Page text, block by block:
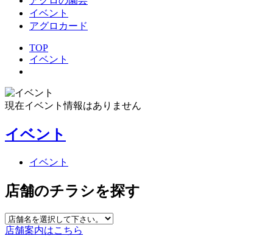
イベント
アグロカード
TOP
イベント
現在イベント情報はありません
イベント
イベント
店舗のチラシを探す
店舗案内はこちら